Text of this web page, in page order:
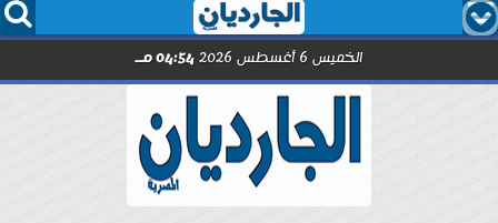
  
الخميس 6 أغسطس 2026 04:54 مـ